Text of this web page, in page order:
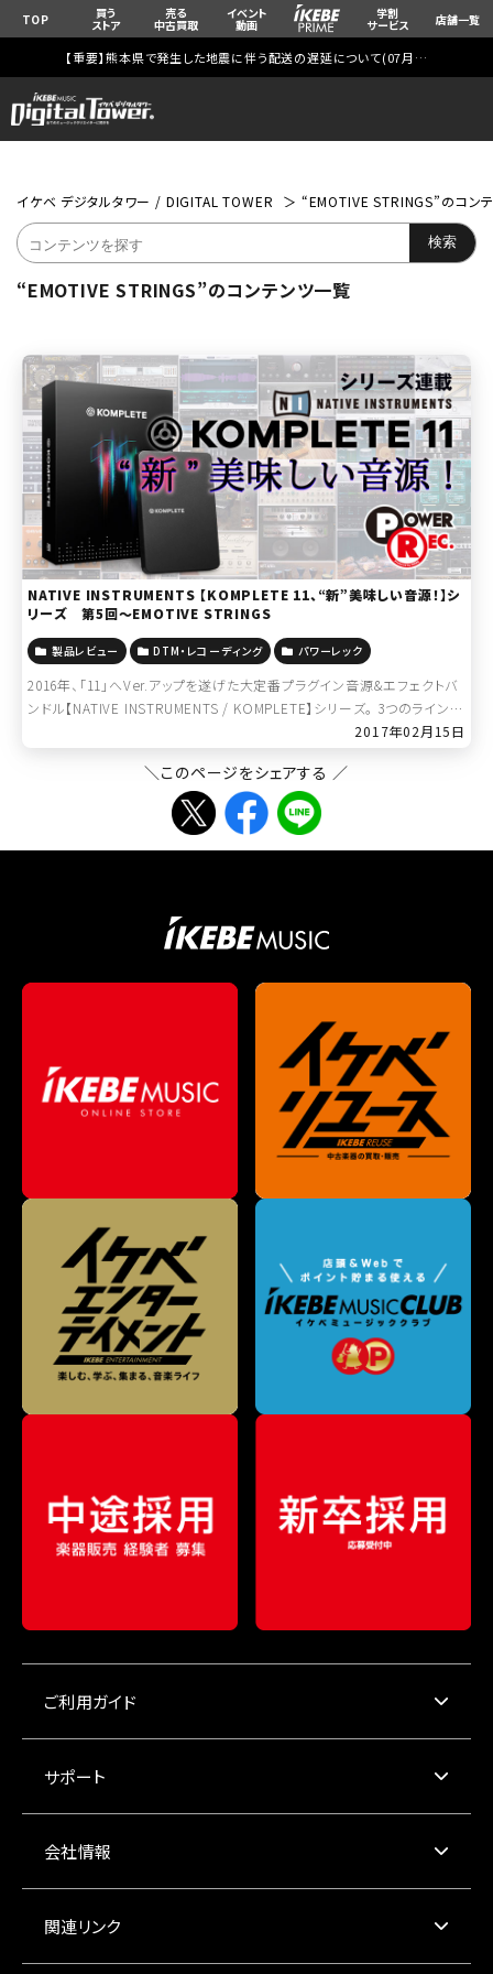
TOP 買う
ストア
売る
中古買取
イベント
動画
学割
サービス 店舗一覧
【重要】熊本県で発生した地震に伴う配送の遅延について(07月29日
イケベ デジタルタワー / DIGITAL TOWER “EMOTIVE STRINGS”のコン
“EMOTIVE STRINGS”のコンテンツ一覧
NATIVE INSTRUMENTS 【KOMPLETE 11、“新”美味しい音源！】シ
リーズ 第5回～EMOTIVE STRINGS
製品レビュー DTM・レコーディング パワーレック
2016年、「11」へVer.アップを遂げた大定番プラグイン音源&エフェクトバ
ンドル【NATIVE INSTRUMENTS / KOMPLETE】シリーズ。 3つのラインナ
2017年02月15日
＼このページをシェアする ／
ご利用ガイド
サポート
会社情報
関連リンク